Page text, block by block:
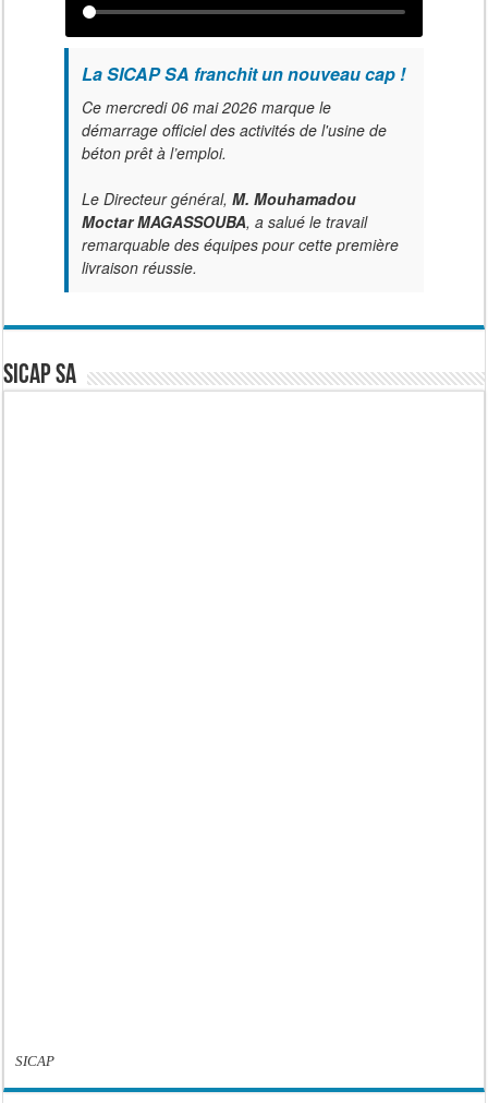
La SICAP SA franchit un nouveau cap !
Ce mercredi 06 mai 2026 marque le
démarrage officiel des activités de l'usine de
béton prêt à l’emploi.
Le Directeur général, M. Mouhamadou
Moctar MAGASSOUBA, a salué le travail
remarquable des équipes pour cette première
livraison réussie.
SICAP SA
SICAP